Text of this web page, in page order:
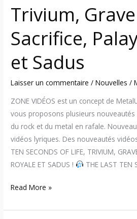
Trivium,
Sacrifice,
et Sadus
Laisser un commentaire /Nouvelles /
ZONE VIDÉOS est un concept de
vous proposons plusieurs nouveautés
du rock et du metal en rafale.
vidéos lyriques. Des nouveautés
TEN SECONDS OF LIFE, TRIVIUM,
ROYALE ET SADUS !
THE LAST TEN
Sacrifice,
Royale
et
Sadus
Read More »